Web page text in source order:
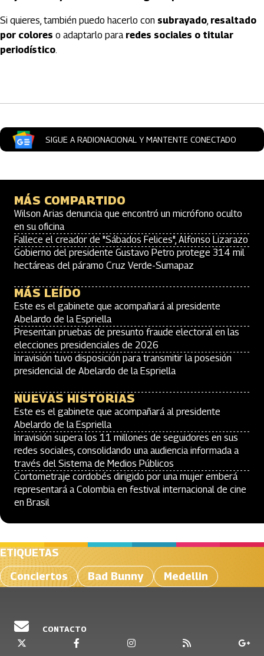
Si quieres, también puedo hacerlo con subrayado, resaltado
por colores o adaptarlo para redes sociales o titular
periodístico.
SIGUE A RADIONACIONAL Y MANTENTE CONECTADO
MÁS COMPARTIDO
Wilson Arias denuncia que encontró un micrófono oculto
en su oficina
Fallece el creador de "Sábados Felices", Alfonso Lizarazo
Gobierno del presidente Gustavo Petro protege 314 mil
hectáreas del páramo Cruz Verde-Sumapaz
MÁS LEÍDO
Este es el gabinete que acompañará al presidente
Abelardo de la Espriella
Presentan pruebas de presunto fraude electoral en las
elecciones presidenciales de 2026
Inravisión tuvo disposición para transmitir la posesión
presidencial de Abelardo de la Espriella
NUEVAS HISTORIAS
Este es el gabinete que acompañará al presidente
Abelardo de la Espriella
Inravisión supera los 11 millones de seguidores en sus
redes sociales, consolidando una audiencia informada a
través del Sistema de Medios Públicos
Cortometraje cordobés dirigido por una mujer emberá
representará a Colombia en festival internacional de cine
en Brasil
ETIQUETAS
Conciertos
Bad Bunny Medellin
CONTACTO